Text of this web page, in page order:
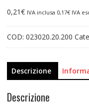
0,21€ IVA inclusa 0,17€IVA
COD: 023020.20.200
Descrizione
Descrizione